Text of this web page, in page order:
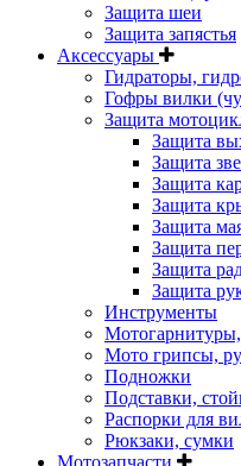
Защита шеи
Защита запястья
Аксессуары
Гидраторы,
Гофры вилки
Защита
Защита
Защита
Защита
Защита
Защита
Защита
Защита
Защита
Инструменты
Мото грипсы,
Подножки
Подставки,
Распорки для
Рюкзаки, сумки
Мотозапчасти